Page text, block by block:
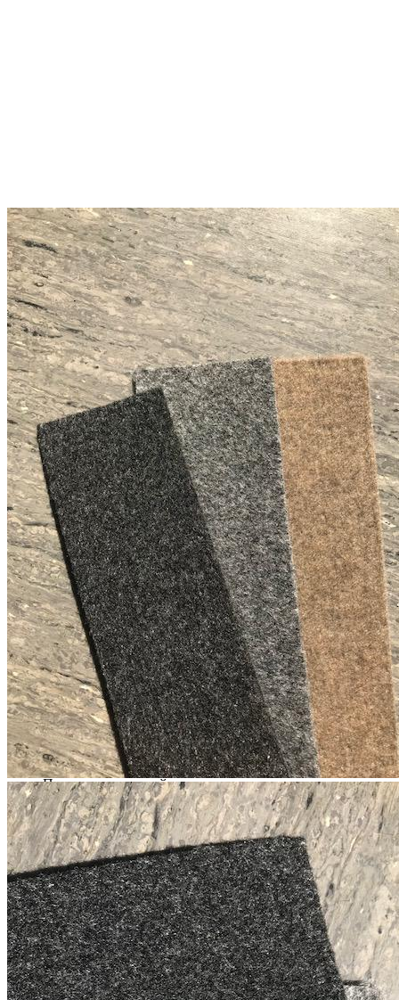
3 600 ₽
Упаковать в подарочную упаковку
В корзину Купить в 1 клик
Артикул: 230025010
Противоскользящий премиальный из синтетического
фетра коврик INLAY шириной 474 мм и толщиной 3,5 мм,
цвет — серый
Описание
Противоскользящий коврик INLAY предназначен для защиты
внутренней поверхности ящиков и полок, а также для
надежной фиксации предметов при хранении. Благодаря
текстурированной поверхности коврик предотвращает
скольжение содержимого, снижает уровень шума при
открывании и закрывании ящиков и помогает сохранить их
аккуратный внешний вид.
Изделие изготовлено из безопасных материалов, которые
подходят для использования на кухне и в жилых помещениях.
Коврик отличается высокой гибкостью и прочностью, легко
подрезается под необходимые размеры и подходит для
большинства видов полок и выдвижных ящиков.
Премиальное качество исполнения, отличные
противоскользящие свойства и современный внешний вид
делают коврик STRONG практичным решением для
организации пространства и защиты мебели.
Описание товара
Противоскользящий коврик для ящиков и полок.
Подходит для использования на кухне и в других
помещениях дома.
Легко подрезается под необходимые размеры.
Совместим с большинством видов ящиков и полок.
Обеспечивает надежную фиксацию предметов и
предотвращает их скольжение.
Помогает снизить шум при открытии и закрытии
ящиков.
Защищает поверхность мебели от износа и мелких
повреждений.
Размеры